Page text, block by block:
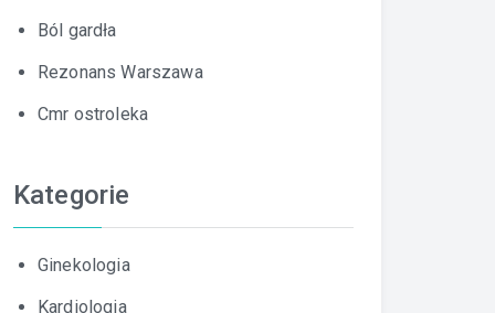
Ból gardła
Rezonans Warszawa
Cmr ostroleka
Kategorie
Ginekologia
Kardiologia